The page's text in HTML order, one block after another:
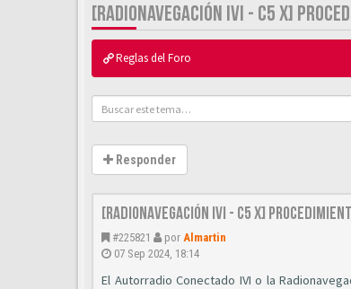
[RADIONAVEGACIÓN IVI - C5 X]
Reglas del Foro
Responder
[Radionavegación IVI - C5 X]
#225821 por Almartin
07 Sep 2024, 18:14
El Autorradio Conectado IVI o la